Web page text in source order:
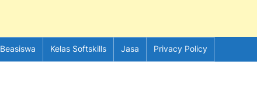
Beasiswa Kelas Softskills Jasa Privacy Policy